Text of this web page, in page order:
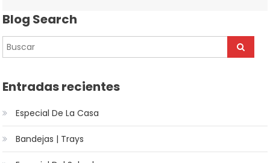
Blog Search
Entradas recientes
Especial De La Casa
Bandejas | Trays